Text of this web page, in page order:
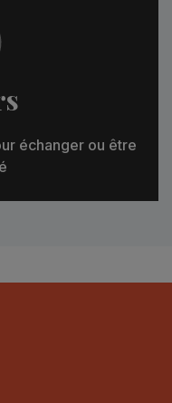
échanger ou être